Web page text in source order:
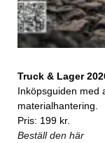
Truck & Lager
Inköpsguiden med
materialhantering.
Pris: 199 kr.
Beställ den här